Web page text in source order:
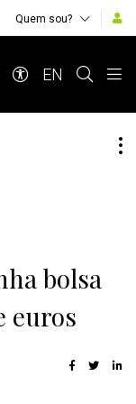
Quem sou?
EN
bolsa
euros